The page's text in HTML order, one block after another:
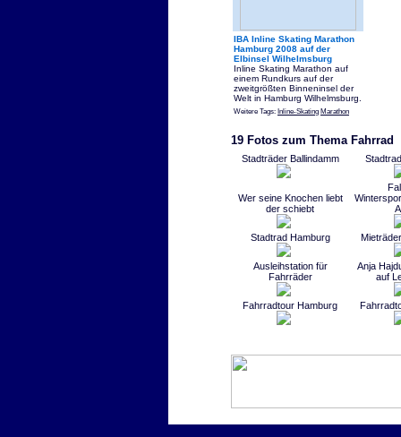
IBA Inline Skating Marathon
Hamburg 2008 auf der
Elbinsel Wilhelmsburg
Inline Skating Marathon auf
einem Rundkurs auf der
zweitgrößten Binneninsel der
Welt in Hamburg Wilhelmsburg.
Weitere Tags: Inline-Skating Marathon
19 Fotos zum Thema Fahrrad
Stadträder Ballindamm
Wer seine Knochen liebt
der schiebt
Stadtrad Hamburg
Ausleihstation für
Fahrräder
Anja
auf
Fahrradtour Hamburg